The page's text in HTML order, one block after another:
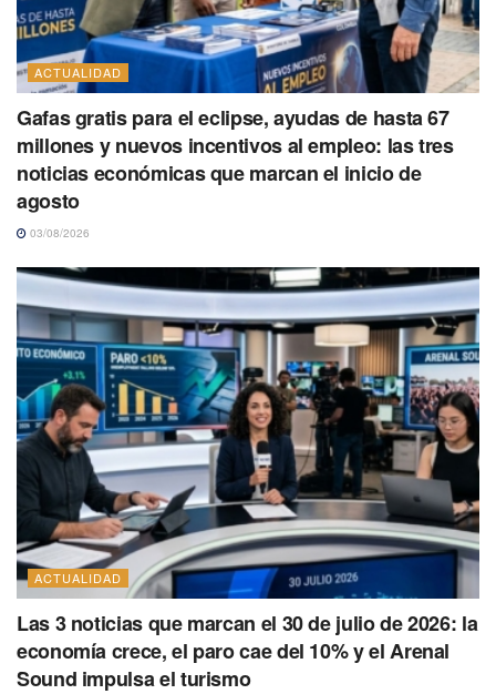
ACTUALIDAD
Gafas gratis para el eclipse, ayudas de hasta 67
millones y nuevos incentivos al empleo: las tres
noticias económicas que marcan el inicio de
agosto
03/08/2026
ACTUALIDAD
Las 3 noticias que marcan el 30 de julio de 2026: la
economía crece, el paro cae del 10% y el Arenal
Sound impulsa el turismo